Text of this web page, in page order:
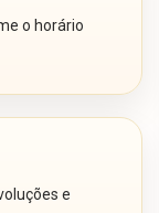
o horário
e